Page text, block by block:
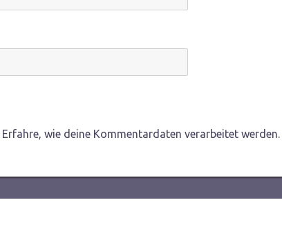
Erfahre, wie deine Kommentardaten verarbeitet werden.